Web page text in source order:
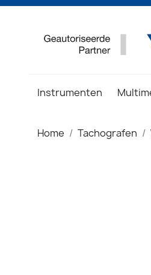
Instrumenten
Home Tachografen